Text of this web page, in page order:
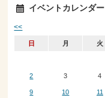
イベントカレンダー
<<
日 月 火
2 3 4
9 10 11